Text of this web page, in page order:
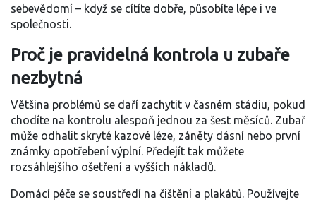
sebevědomí – když se cítíte dobře, působíte lépe i ve
společnosti.
Proč je pravidelná kontrola u zubaře
nezbytná
Většina problémů se daří zachytit v časném stádiu, pokud
chodíte na kontrolu alespoň jednou za šest měsíců. Zubař
může odhalit skryté kazové léze, záněty dásní nebo první
známky opotřebení výplní. Předejít tak můžete
rozsáhlejšího ošetření a vyšších nákladů.
Domácí péče se soustředí na čištění a plakátů. Používejte